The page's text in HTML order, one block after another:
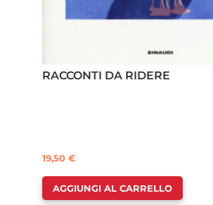
RACCONTI DA RIDERE
19,50 €
AGGIUNGI AL CARRELLO